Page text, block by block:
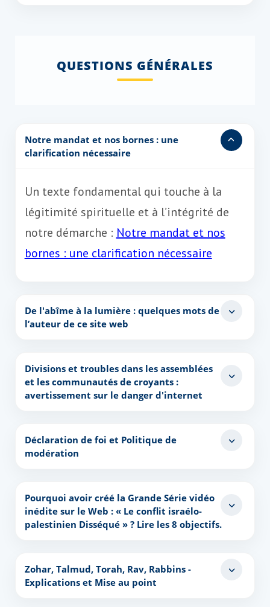
QUESTIONS GÉNÉRALES
Notre mandat et nos bornes : une
clarification nécessaire
Un texte fondamental qui touche à la
légitimité spirituelle et à l’intégrité de
notre démarche : Notre mandat et nos
bornes : une clarification nécessaire
De l'abîme à la lumière : quelques mots de
l’auteur de ce site web
Divisions et troubles dans les assemblées
et les communautés de croyants :
avertissement sur le danger d'internet
Déclaration de foi et Politique de
modération
Pourquoi avoir créé la Grande Série vidéo
inédite sur le Web : « Le conflit israélo-
palestinien Disséqué » ? Lire les 8 objectifs.
Zohar, Talmud, Torah, Rav, Rabbins -
Explications et Mise au point